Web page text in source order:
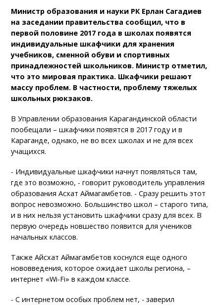
Министр образования и науки РК Ерлан Сагадиев
на заседании правительства сообщил, что в
первой половине 2017 года в школах появятся
индивидуальные шкафчики для хранения
учебников, сменной обуви и спортивных
принадлежностей школьников. Министр отметил,
что это мировая практика. Шкафчики решают
массу проблем. В частности, проблему тяжелых
школьных рюкзаков.
В Управлении образования Карагандинской области
пообещали – шкафчики появятся в 2017 году и в
Караганде, однако, не во всех школах и не для всех
учащихся.
- Индивидуальные шкафчики начнут появляться там,
где это возможно, - говорит руководитель управления
образования Асхат Аймагамбетов. - Сразу решить этот
вопрос невозможно. Большинство школ – старого типа,
и в них нельзя установить шкафчики сразу для всех. В
первую очередь новшество появится для учеников
начальных классов.
Также Айсхат Аймагамбетов коснулся еще одного
нововведения, которое ожидает школы региона, –
интернет «Wi-Fi» в каждом классе.
- С интернетом особых проблем нет, - заверил